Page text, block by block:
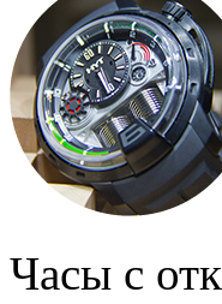
Часы с